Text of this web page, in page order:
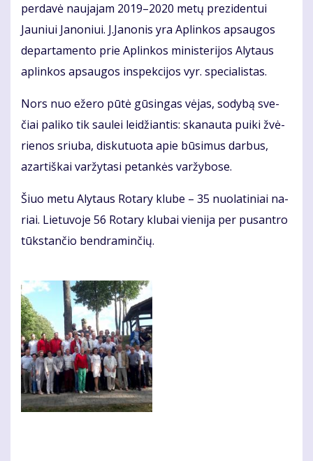
per­da­vė nau­ja­jam 2019–2020 me­tų pre­zi­den­tui
Jauniui Ja­no­niui. J.Ja­no­nis yra Ap­lin­kos ap­sau­gos
de­par­ta­men­to prie Ap­lin­kos mi­nis­te­ri­jos Aly­taus
ap­lin­kos ap­sau­gos ins­pek­ci­jos vyr. spe­cia­lis­tas.
Nors nuo eže­ro pū­tė gū­sin­gas vė­jas, so­dy­bą sve­
čiai pa­li­ko tik sau­lei lei­džian­tis: ska­nau­ta pui­ki žvė­
rie­nos sriu­ba, dis­ku­tuo­ta apie bū­si­mus dar­bus,
azar­tiš­kai var­žy­ta­si pe­tan­kės var­žy­bo­se.
Šiuo me­tu Aly­taus Ro­ta­ry klu­be – 35 nuo­la­ti­niai na­
riai. Lie­tu­vo­je 56 Ro­ta­ry klu­bai vie­ni­ja per pus­an­tro
tūks­tan­čio ben­dra­min­čių.